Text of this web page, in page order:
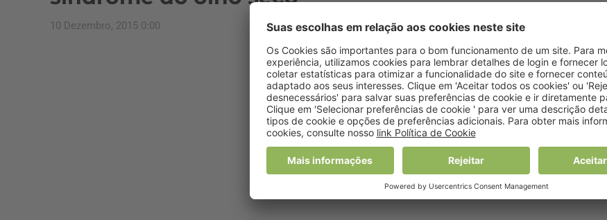
10 Dezembro, 2015 0:00